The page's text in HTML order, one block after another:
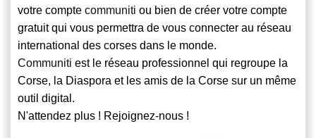
votre compte communiti ou bien de créer votre compte
gratuit qui vous permettra de vous connecter au réseau
international des corses dans le monde.
Communiti est le réseau professionnel qui regroupe la
Corse, la Diaspora et les amis de la Corse sur un même
outil digital.
N'attendez plus ! Rejoignez-nous !